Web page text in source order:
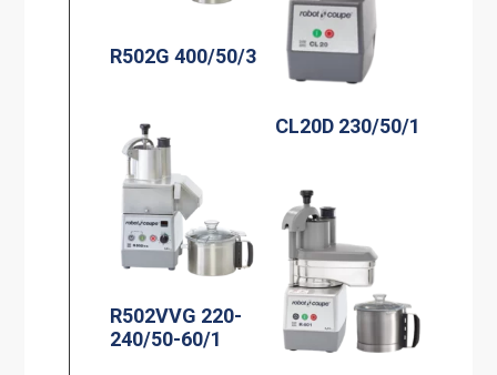
R502G 400/50/3
CL20D 230/50/1
R502VVG 220-
240/50-60/1